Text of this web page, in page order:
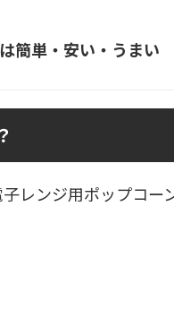
簡単・安い・うまい
レンジ用ポップコー